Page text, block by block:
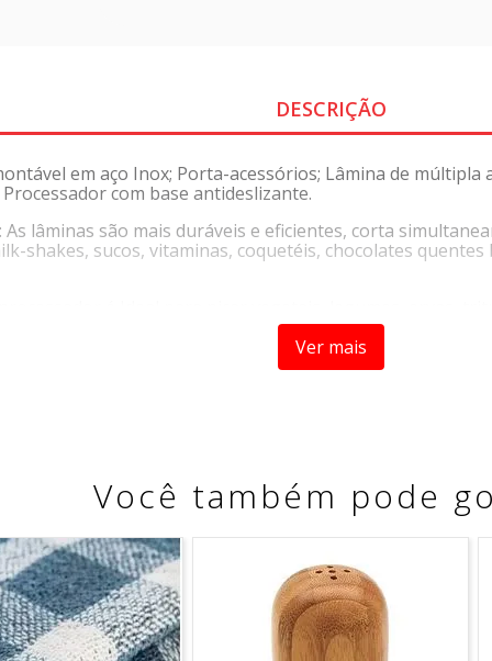
DESCRIÇÃO
em aço Inox; Porta-acessórios; Lâmina de
com base antideslizante.
As lâminas são mais duráveis e eficientes, corta
shakes, sucos, vitaminas, coquetéis, chocolates
um click o aparelho começa a funcionar, na hora
Ver mais
Você também pode